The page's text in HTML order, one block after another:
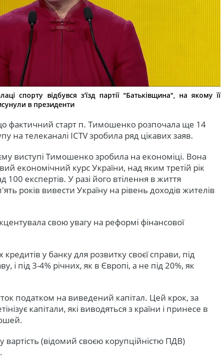
спорту відбувся з'їзд партії "Батьківщина", на якому її
в президенти
фактичний старт п. Тимошенко розпочала ще 14
на телеканалі ICTV зробила ряд цікавих заяв.
виступі Тимошенко зробила на економіці. Вона
економічний курс України, над яким третій рік
експертів. У разі його втілення в життя
років вивести Україну на рівень доходів жителів
свою увагу на реформі фінансової
у банку для розвитку своєї справи, під
і під 3-4% річних, як в Європі, а не під 20%, як
податком на виведений капітал. Цей крок, за
капітали, які виводяться з країни і принесе в
вартість (відомий своєю корупційністю ПДВ)